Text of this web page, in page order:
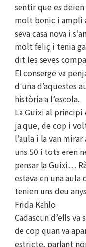
sentir que es
molt bonic i ampli
seva casa nova i
molt feliç i tenia
dit les seves
El conserge va
d’una d’aquestes
història a l’escola.
La Guixi al
ja que, de cop i
l’aula i la van
uns 50 i tots eren
pensar la Guixi…
estava en una aula
tenien uns deu
Frida Kahlo
Cadascun d’ells
de cop quan va
estricte, parlant